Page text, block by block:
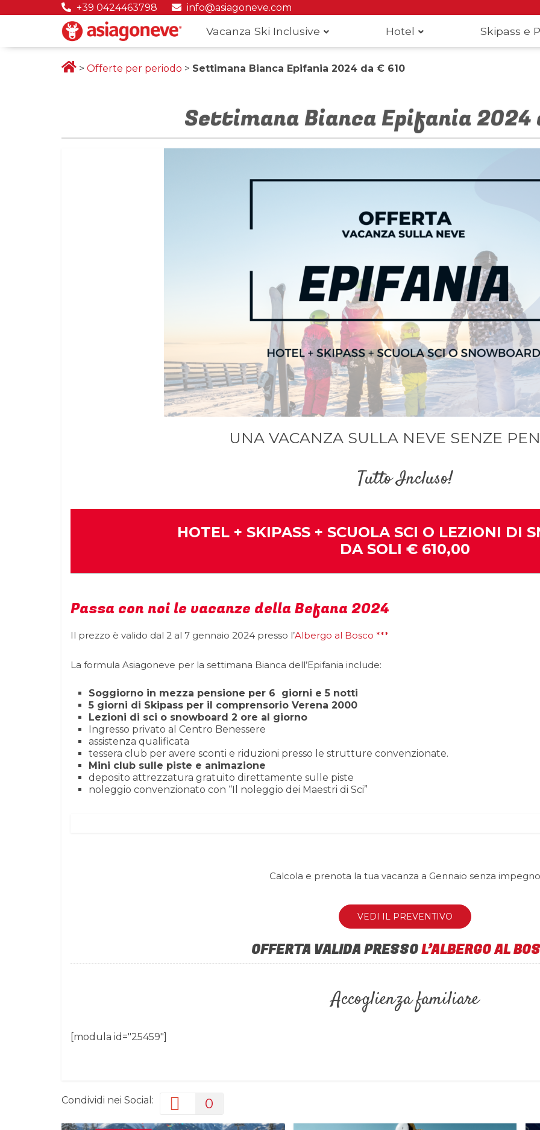
+39 0424463798 info@asiagoneve.com
Vacanza Ski Inclusive Hotel Skipass e
> Offerte per periodo > Settimana Bianca Epifania 2024 da € 610
Settimana Bianca Epifania 2024
UNA VACANZA SULLA NEVE SENZE
Tutto Incluso!
HOTEL + SKIPASS + SCUOLA SCI O LEZIONI DI
DA SOLI € 610,00
Passa con noi le vacanze della Befana 2024
Il prezzo è valido dal 2 al 7 gennaio 2024 presso l’Albergo al Bosco ***
La formula Asiagoneve per la settimana Bianca dell’Epifania include:
Soggiorno in mezza pensione per 6
giorni e 5 notti
5 giorni di Skipass per il comprensorio Verena 2000
Lezioni di sci o snowboard 2 ore al giorno
Ingresso privato al Centro Benessere
assistenza qualificata
tessera club per avere sconti e riduzioni presso le strutture convenzionate.
Mini club sulle piste e animazione
deposito attrezzatura gratuito direttamente sulle piste
noleggio convenzionato con “Il noleggio dei Maestri di Sci”
Calcola e prenota la tua vacanza a Gennaio senza impegno
VEDI IL PREVENTIVO
OFFERTA VALIDA PRESSOL’ALBERGO AL
Accoglienza familiare
[modula id="25459"]
Condividi nei Social: 0